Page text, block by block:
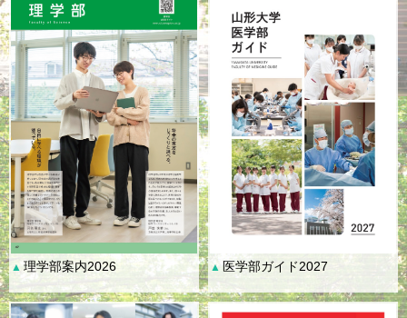
▲理学部案内2026 ▲ 医学部ガイド2027